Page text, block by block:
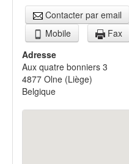
Contacter par email
Mobile
Fax
Adresse
Aux quatre bonniers 3
4877 Olne (Liège)
Belgique